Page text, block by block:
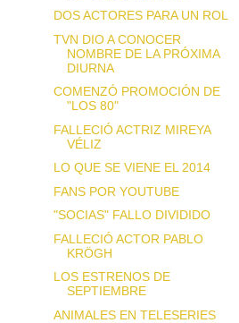
DOS ACTORES PARA UN ROL
TVN DIO A CONOCER
NOMBRE DE LA PRÓXIMA
DIURNA
COMENZÓ PROMOCIÓN DE
"LOS 80"
FALLECIÓ ACTRIZ MIREYA
VÉLIZ
LO QUE SE VIENE EL 2014
FANS POR YOUTUBE
"SOCIAS" FALLO DIVIDIDO
FALLECIÓ ACTOR PABLO
KRÖGH
LOS ESTRENOS DE
SEPTIEMBRE
ANIMALES EN TELESERIES